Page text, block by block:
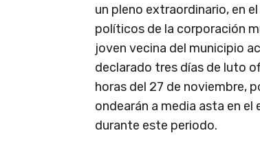
un pleno extraordinario, en
políticos de la corporación
joven vecina del municipio
declarado tres días de luto
horas del 27 de noviembre,
ondearán a media asta en
durante este periodo.